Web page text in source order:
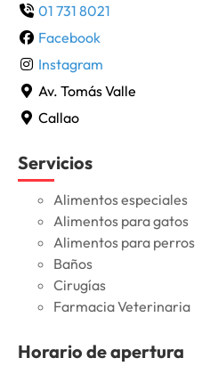
01 731 8021
Facebook
Instagram
Av. Tomás Valle
Callao
Servicios
Alimentos especiales
Alimentos para gatos
Alimentos para perros
Baños
Cirugías
Farmacia Veterinaria
Horario de apertura